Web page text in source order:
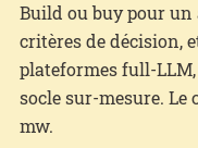
Build ou buy pour un
critères de décision,
plateformes full-
socle sur-mesure. Le
mw.